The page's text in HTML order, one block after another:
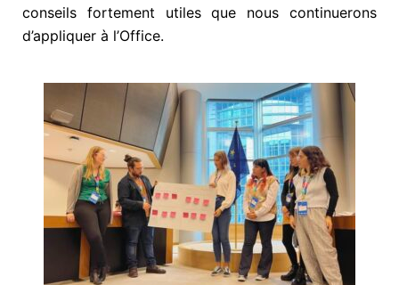
conseils fortement utiles que nous continuerons
d’appliquer à l’Office.